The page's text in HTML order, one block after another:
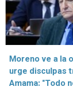
Moreno ve a la
urge disculpas
Amama: "Todo